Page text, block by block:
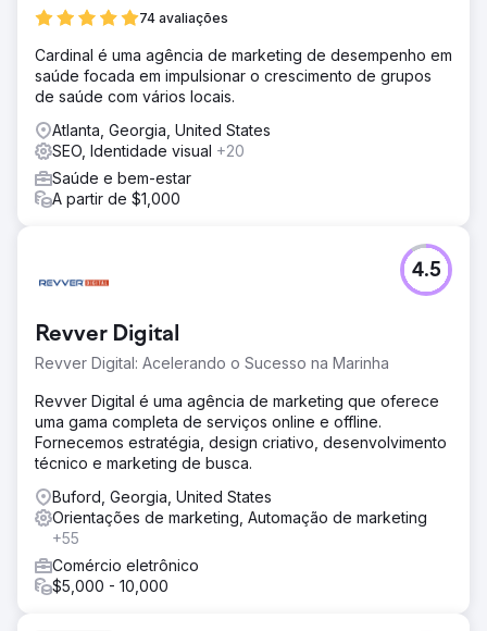
74 avaliações
Cardinal é uma agência de marketing de desempenho em
saúde focada em impulsionar o crescimento de grupos
de saúde com vários locais.
Atlanta, Georgia, United States
SEO, Identidade visual +20
Saúde e bem-estar
A partir de $1,000
Revver Digital
Revver Digital: Acelerando o Sucesso na Marinha
4.5
Revver Digital é uma agência de marketing que oferece
uma gama completa de serviços online e offline.
Fornecemos estratégia, design criativo, desenvolvimento
técnico e marketing de busca.
Buford, Georgia, United States
Orientações de marketing, Automação de marketing
+55
Comércio eletrônico
$5,000 - 10,000